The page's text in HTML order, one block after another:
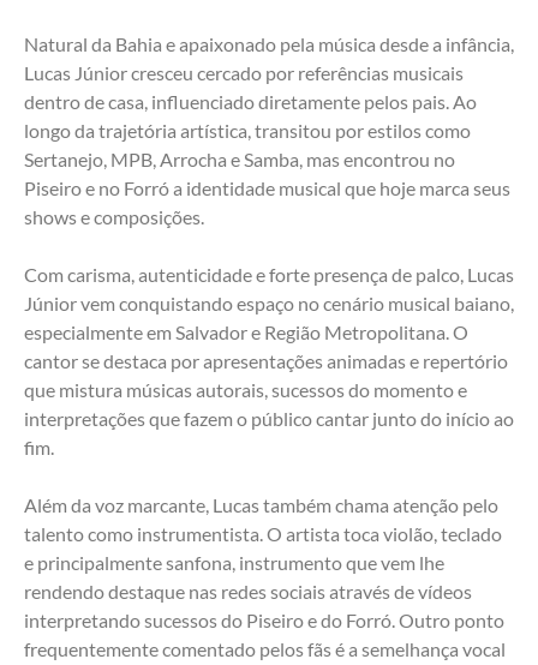
Natural da Bahia e apaixonado pela música desde a infância,
Lucas Júnior cresceu cercado por referências musicais
dentro de casa, influenciado diretamente pelos pais. Ao
longo da trajetória artística, transitou por estilos como
Sertanejo, MPB, Arrocha e Samba, mas encontrou no
Piseiro e no Forró a identidade musical que hoje marca seus
shows e composições.
Com carisma, autenticidade e forte presença de palco, Lucas
Júnior vem conquistando espaço no cenário musical baiano,
especialmente em Salvador e Região Metropolitana. O
cantor se destaca por apresentações animadas e repertório
que mistura músicas autorais, sucessos do momento e
interpretações que fazem o público cantar junto do início ao
fim.
Além da voz marcante, Lucas também chama atenção pelo
talento como instrumentista. O artista toca violão, teclado
e principalmente sanfona, instrumento que vem lhe
rendendo destaque nas redes sociais através de vídeos
interpretando sucessos do Piseiro e do Forró. Outro ponto
frequentemente comentado pelos fãs é a semelhança vocal